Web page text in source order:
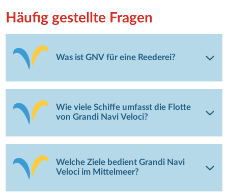
Häufig gestellte Fragen
Was ist GNV für eine Reederei?
Wie viele Schiffe umfasst die Flotte
von Grandi Navi Veloci?
Welche Ziele bedient Grandi Navi
Veloci im Mittelmeer?